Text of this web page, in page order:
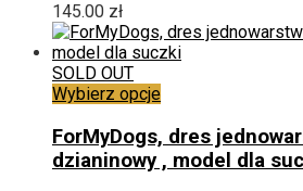
na
stronie
145.00 zł
SOLD OUT
Wybierz opcjeTen
ma
wiele
wariantów.
ForMyDogs, dres
dzianinowy , model dla